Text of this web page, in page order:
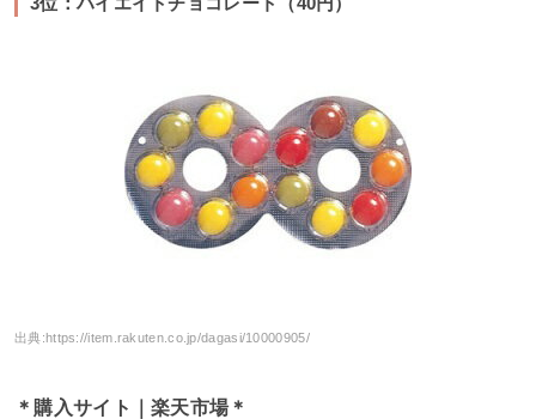
出典:https://item.rakuten.co.jp/dagasi/10000905/
＊購入サイト｜楽天市場＊